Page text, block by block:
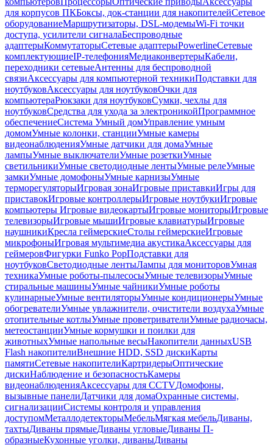
для корпусов ПКБоксы, док-станции для накопителейСетевое
оборудованиеМаршрутизаторы, DSL-модемыWi-Fi точки
доступа, усилители сигналаБеспроводные
адаптерыКоммутаторыСетевые адаптерыPowerlineСетевые
комплектующиеIP-телефонияМедиаконвертерыКабели,
переходники сетевыеАнтенны для беспроводной
связиАксессуары для компьютерной техникиПодставки для
ноутбуковАксессуары для ноутбуковОчки для
компьютераРюкзаки для ноутбуковСумки, чехлы для
ноутбуковСредства для ухода за электроникойПрограммное
обеспечениеСистема Умный домУправление умным
домомУмные колонки, станцииУмные камеры
видеонаблюденияУмные датчики для домаУмные
лампыУмные выключателиУмные розеткиУмные
светильникиУмные светодиодные лентыУмные релеУмные
замкиУмные домофоныУмные карнизыУмные
терморегуляторыИгровая зонаИгровые приставкиИгры для
приставокИгровые контроллерыИгровые ноутбукиИгровые
компьютеры Игровые видеокартыИгровые мониторыИгровые
телевизорыИгровые мышиИгровые клавиатурыИгровые
наушникиКресла геймерскиеСтолы геймерскиеИгровые
микрофоныИгровая мультимедиа акустикаАксессуары для
геймеровФигурки Funko PopПодставки для
ноутбуковСветодиодные лентыЛампы для мониторовУмная
техникаУмные роботы-пылесосыУмные телевизорыУмные
стиральные машиныУмные чайникиУмные роботы
кулинарныеУмные вентиляторыУмные кондиционерыУмные
обогревателиУмные увлажнители, очистители воздухаУмные
отопительные котлыУмные проветривателиУмные радиочасы,
метеостанцииУмные кормушки и поилки для
животныхУмные напольные весыНакопители данныхUSB
Flash накопителиВнешние HDD, SSD дискиКарты
памятиСетевые накопителиКартридерыОптические
дискиНаблюдение и безопасностьКамеры
видеонаблюденияАксессуары для CCTVДомофоны,
вызывные панелиДатчики для домаОхранные системы,
сигнализацииСистемы контроля и управления
доступомМеталлодетекторыМебельМягкая мебельДиваны,
тахтыДиваны прямыеДиваны угловыеДиваны П-
образныеКухонные уголки, диваныДиваны